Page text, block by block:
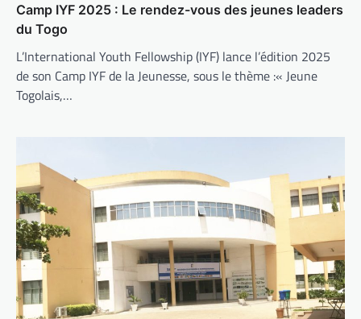
Camp IYF 2025 : Le rendez-vous des jeunes leaders
du Togo
L’International Youth Fellowship (IYF) lance l’édition 2025
de son Camp IYF de la Jeunesse, sous le thème :« Jeune
Togolais,…